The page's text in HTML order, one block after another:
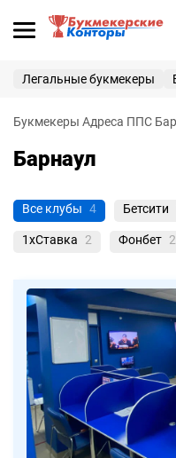
25 000 ₽
Букмекерские конторы
Приветственные бонусы
ВходРегистрация
Легальные букмекеры
Букмекеры Адреса ППС
Барнаул
Все клубы 4 Бетсити
1xСтавка 2 Фонбет 2